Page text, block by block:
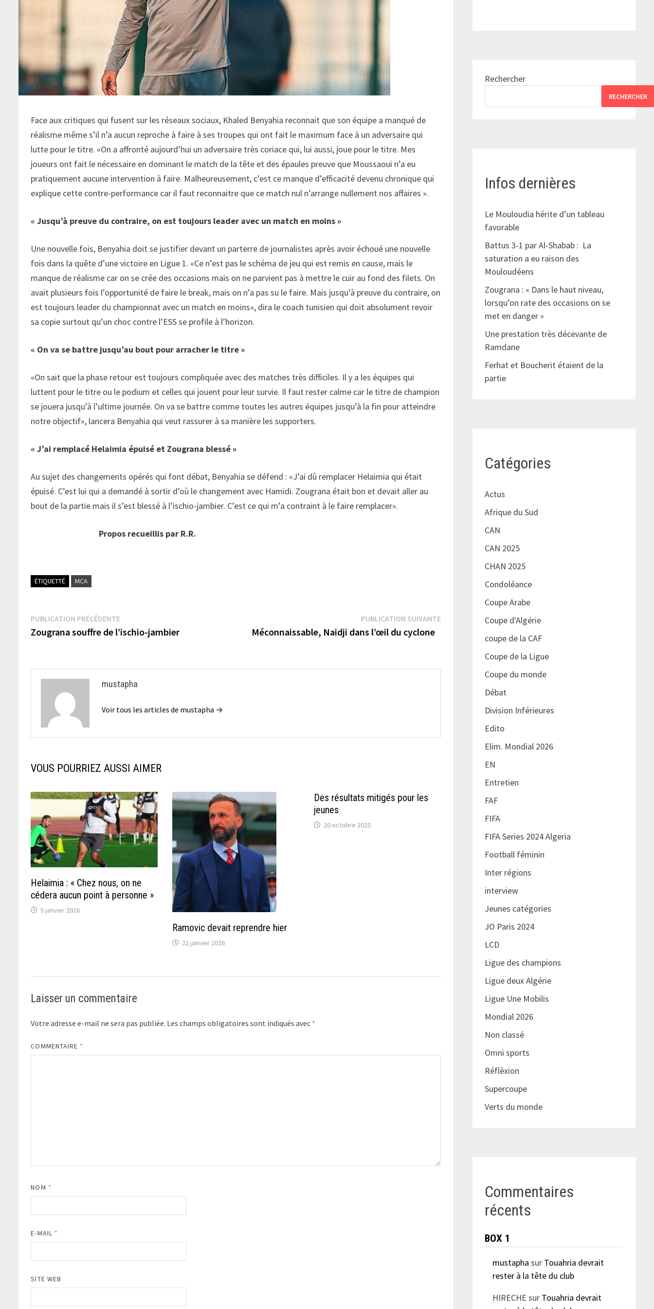
Face aux critiques qui fusent sur les réseaux sociaux, Khaled Benyahia reconnait que son équipe a manqué de
réalisme même s’il n’a aucun reproche à faire à ses troupes qui ont fait le maximum face à un adversaire qui
lutte pour le titre. «On a affronté aujourd’hui un adversaire très coriace qui, lui aussi, joue pour le titre. Mes
joueurs ont fait le nécessaire en dominant le match de la tête et des épaules preuve que Moussaoui n’a eu
pratiquement aucune intervention à faire. Malheureusement, c’est ce manque d’efficacité devenu chronique qui
explique cette contre-performance car il faut reconnaitre que ce match nul n’arrange nullement nos affaires ».
« Jusqu’à preuve du contraire, on est toujours leader avec un match en moins »
Une nouvelle fois, Benyahia doit se justifier devant un parterre de journalistes après avoir échoué une nouvelle
fois dans la quête d’une victoire en Ligue 1. «Ce n’est pas le schéma de jeu qui est remis en cause, mais le
manque de réalisme car on se crée des occasions mais on ne parvient pas à mettre le cuir au fond des filets. On
avait plusieurs fois l’opportunité de faire le break, mais on n’a pas su le faire. Mais jusqu’à preuve du contraire, on
est toujours leader du championnat avec un match en moins», dira le coach tunisien qui doit absolument revoir
sa copie surtout qu’un choc contre l’ESS se profile à l’horizon.
« On va se battre jusqu’au bout pour arracher le titre »
«On sait que la phase retour est toujours compliquée avec des matches très difficiles. Il y a les équipes qui
luttent pour le titre ou le podium et celles qui jouent pour leur survie. Il faut rester calme car le titre de champion
se jouera jusqu’à l’ultime journée. On va se battre comme toutes les autres équipes jusqu’à la fin pour atteindre
notre objectif», lancera Benyahia qui veut rassurer à sa manière les supporters.
« J’ai remplacé Helaimia épuisé et Zougrana blessé »
Au sujet des changements opérés qui font débat, Benyahia se défend : «J’ai dû remplacer Helaimia qui était
épuisé. C’est lui qui a demandé à sortir d’où le changement avec Hamidi. Zougrana était bon et devait aller au
bout de la partie mais il s’est blessé à l’ischio-jambier. C’est ce qui m’a contraint à le faire remplacer».
Propos recueillis par R.R.
ÉTIQUETTÉ MCA
Navigation
de
PUBLICATION PRÉCÉDENTEPublication
précédente :
Zougrana souffre de l’ischio-jambier
PUBLICATION SUIVANTEPublication
Méconnaissable, Naidji dans l’œil du cyclone
mustapha
Voir tous les articles de mustapha →
VOUS POURRIEZ AUSSI AIMER
Helaimia : « Chez nous, on ne
cédera aucun point à personne »
5 janvier 2026
Ramovic devait reprendre hier
22 janvier 2026
Des résultats mitigés pour les
jeunes
20 octobre 2025
Laisser un commentaire
Votre adresse e-mail ne sera pas publiée. Les champs obligatoires sont indiqués avec *
COMMENTAIRE *
NOM *
E-MAIL *
SITE WEB
Rechercher
RECHERCHER
Infos dernières
Le Mouloudia hérite d’un tableau
favorable
Battus 3-1 par Al-Shabab : La
saturation a eu raison des
Mouloudéens
Zougrana : « Dans le haut niveau,
lorsqu’on rate des occasions on se
met en danger »
Une prestation très décevante de
Ramdane
Ferhat et Boucherit étaient de la
partie
Catégories
Actus
Afrique du Sud
CAN
CAN 2025
CHAN 2025
Condoléance
Coupe Arabe
Coupe d'Algérie
coupe de la CAF
Coupe de la Ligue
Coupe du monde
Débat
Division Inférieures
Edito
Elim. Mondial 2026
EN
Entretien
FAF
FIFA
FIFA Series 2024 Algeria
Football féminin
Inter régions
interview
Jeunes catégories
JO Paris 2024
LCD
Ligue des champions
Ligue deux Algérie
Ligue Une Mobilis
Mondial 2026
Non classé
Omni sports
Réflèxion
Supercoupe
Verts du monde
Commentaires
récents
BOX 1
mustapha sur Touahria devrait
rester à la tête du club
HIRECHE sur Touahria devrait